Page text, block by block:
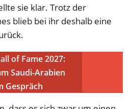
sie klar. Trotz der
blieb bei ihr deshalb eine
of Fame 2027:
Saudi-Arabien
Gespräch